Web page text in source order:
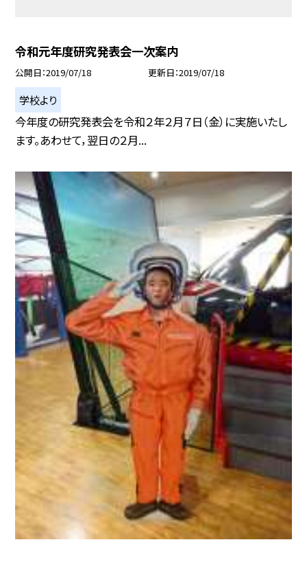
令和元年度研究発表会一次案内
公開日 2019/07/18 更新日 2019/07/18
学校より
今年度の研究発表会を令和２年２月７日（金）に実施いたし
ます。あわせて，翌日の２月...